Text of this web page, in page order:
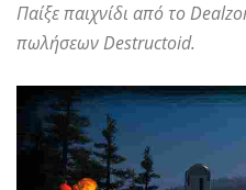
Παίξε παιχνίδι από το
πωλήσεων Destructoid.